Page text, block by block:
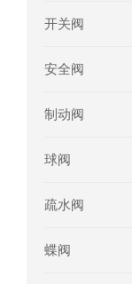
开关阀
安全阀
制动阀
球阀
疏水阀
蝶阀